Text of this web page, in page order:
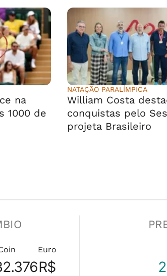
na
1000 de
NATAÇÃO PARALÍMPICA
William Costa
conquistas pelo
projeta Brasileiro
Euro
R$